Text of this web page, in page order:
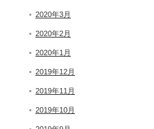
2020年3月
2020年2月
2020年1月
2019年12月
2019年11月
2019年10月